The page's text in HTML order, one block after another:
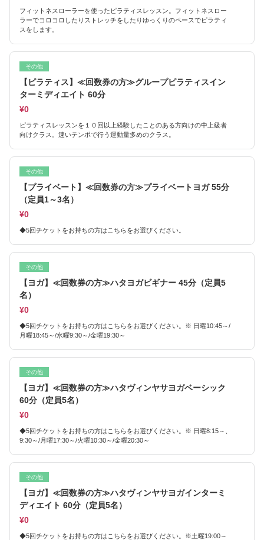
フィットネスローラーを使ったピラティスレッスン。フィットネスロー
ラーでコロコロしたりストレッチをしたりゆっくりのペースでピラティ
スをします。
その他
【ピラティス】≪回数券の方≫グループピラティスイン
ターミディエイト 60分
¥0
ピラティスレッスンを１０回以上経験したことのある方向けの中上級者
向けクラス。速いテンポで行う運動量多めのクラス。
その他
【プライベート】≪回数券の方≫プライベートヨガ 55分
（定員1～3名）
¥0
◆5回チケットをお持ちの方はこちらをお選びください。
その他
【ヨガ】≪回数券の方≫ハタヨガビギナー 45分（定員5
名）
¥0
◆5回チケットをお持ちの方はこちらをお選びください。※ 日曜10:45～/
月曜18:45～/水曜9:30～/金曜19:30～
その他
【ヨガ】≪回数券の方≫ハタヴィンヤサヨガベーシック
60分（定員5名）
¥0
◆5回チケットをお持ちの方はこちらをお選びください。※ 日曜8:15～、
9:30～/月曜17:30～/火曜10:30～/金曜20:30～
その他
【ヨガ】≪回数券の方≫ハタヴィンヤサヨガインターミ
ディエイト 60分（定員5名）
¥0
◆5回チケットをお持ちの方はこちらをお選びください。※土曜19:00～